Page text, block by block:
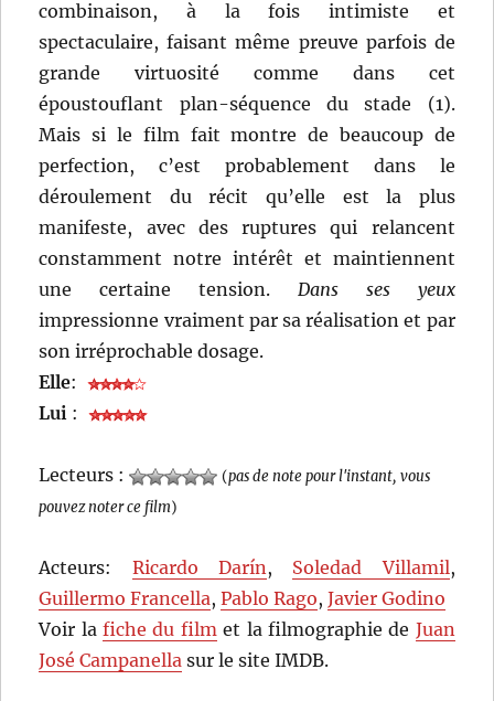
combinaison, à la fois intimiste et
spectaculaire, faisant même preuve parfois de
grande virtuosité comme dans cet
époustouflant plan-séquence du stade (1).
Mais si le film fait montre de beaucoup de
perfection, c’est probablement dans le
déroulement du récit qu’elle est la plus
manifeste, avec des ruptures qui relancent
constamment notre intérêt et maintiennent
une certaine tension. Dans ses yeux
impressionne vraiment par sa réalisation et par
son irréprochable dosage.
Elle:
Lui :
Lecteurs : (pas de note pour l'instant, vous
pouvez noter ce film)
Acteurs: Ricardo Darín, Soledad Villamil,
Guillermo Francella,Pablo Rago,Javier Godino
Voir lafiche du filmet la filmographie de Juan
José Campanella sur le site IMDB.